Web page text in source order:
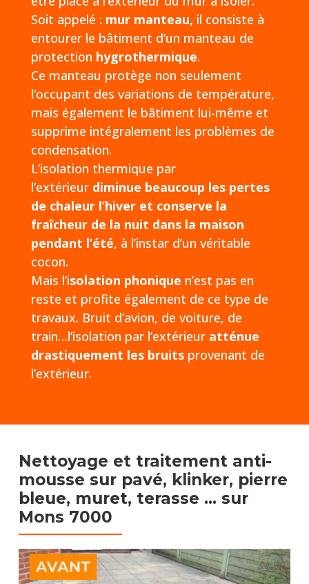
Soit appelé : mur manteau, il consiste à
entourer le bâtiment d’un manteau de
protection hygrothermique.
Ce manteau protège non seulement
l’occupant des variations de température,
mais également le bâtiment lui-même et
supprime intégralement les problèmes de
condensation.
L’isolation thermique par
l’extérieur diminue beaucoup les pertes
de chaleur l’hiver et conserve la
fraîcheur de la nuit dans la maison
pendant l’été, à l’instar d’un véritable
cocon.
Mais l’isolation phonique n’est pas en
reste et profite également de ce type de
travaux. Bruit d’avion, de voiture, de
train…l’isolation par l’extérieur atténue
drastiquement les bruits provenant de
l’extérieur.
Nettoyage et traitement anti-
mousse sur pavé, klinker, pierre
bleue, muret, terasse …​ sur
Mons 7000